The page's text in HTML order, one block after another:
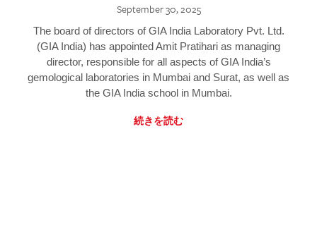
September 30, 2025
The board of directors of GIA India Laboratory Pvt. Ltd.
(GIA India) has appointed Amit Pratihari as managing
director, responsible for all aspects of GIA India’s
gemological laboratories in Mumbai and Surat, as well as
the GIA India school in Mumbai.
続きを読む